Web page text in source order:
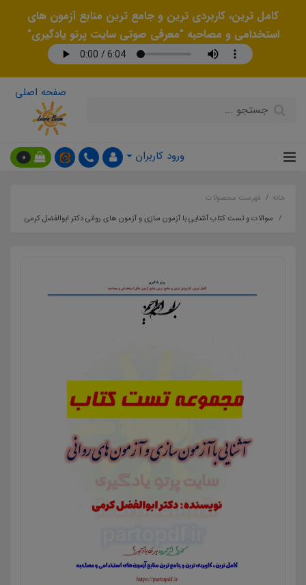
کامل ترین، کاربردی ترین و جامع ترین منابع آزمون های
استخدامی و مصاحبه "معرفی صوتی سایت پرتو یادگیری"
صفحه اصلی
ورود کاربران 0
خانه
فهرست محصولات
سوالات و تست کتاب آشنایی با آزمون سازی و آزمون های روانی دکتر ابوالفضل کرمی